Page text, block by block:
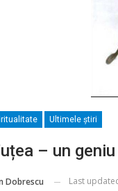
Ultimele ştiri
– un
Dobrescu Last